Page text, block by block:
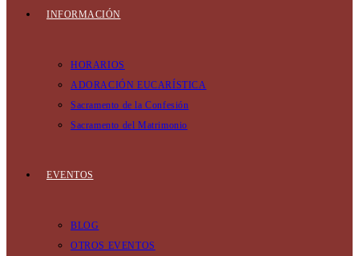
INFORMACIÓN
HORARIOS
ADORACIÓN EUCARÍSTICA
Sacramento de la Confesión
Sacramento del Matrimonio
EVENTOS
BLOG
OTROS EVENTOS